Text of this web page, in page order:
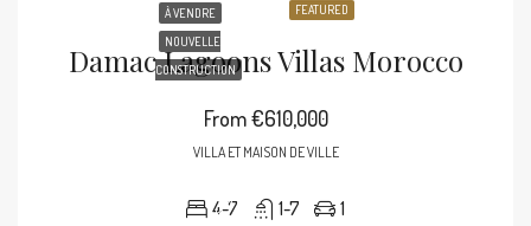
FEATURED
À VENDRE
NOUVELLE
CONSTRUCTION
Damac Lagoons Villas Morocco
From€610,000
VILLA ET MAISON DE VILLE
4-7 1-7 1